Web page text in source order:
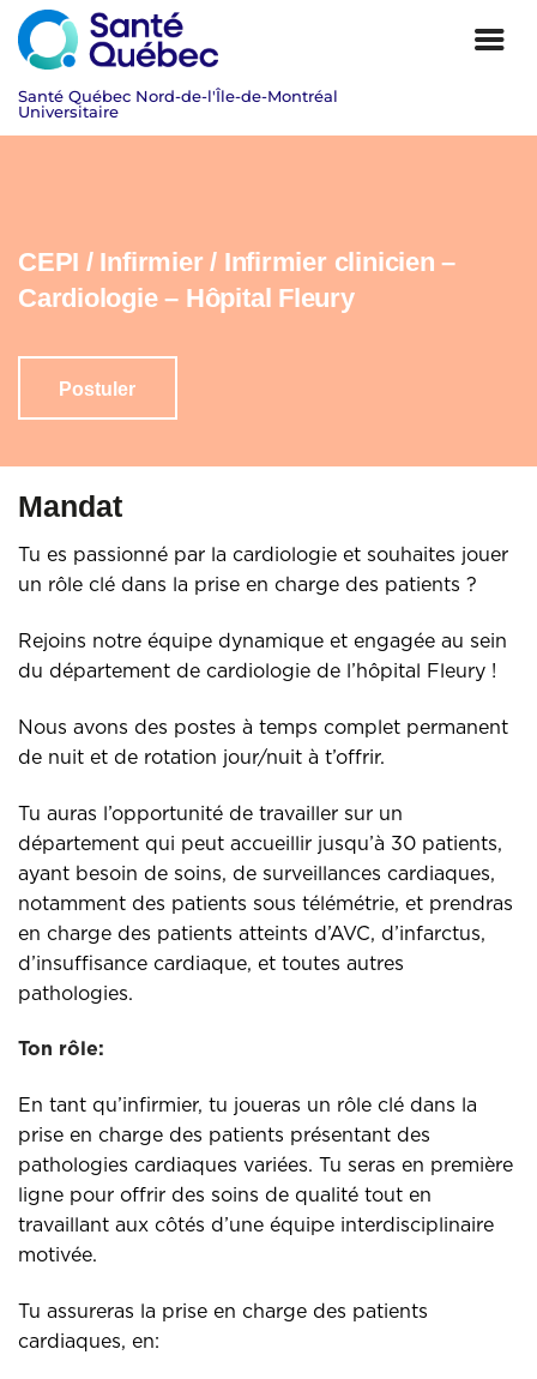
CEPI / Infirmier / Infirmier clinicien –
Cardiologie – Hôpital Fleury
|
Postuler
Mandat
Tu es passionné par la cardiologie et souhaites jouer
un rôle clé dans la prise en charge des patients ?
Rejoins notre équipe dynamique et engagée au sein
du département de cardiologie de l’hôpital Fleury !
Nous avons des postes à temps complet permanent
de nuit et de rotation jour/nuit à t’offrir.
Tu auras l’opportunité de travailler sur un
département qui peut accueillir jusqu’à 30 patients,
ayant besoin de soins, de surveillances cardiaques,
notamment des patients sous télémétrie, et prendras
en charge des patients atteints d’AVC, d’infarctus,
d’insuffisance cardiaque, et toutes autres
pathologies.
Ton rôle:
En tant qu’infirmier, tu joueras un rôle clé dans la
prise en charge des patients présentant des
pathologies cardiaques variées. Tu seras en première
ligne pour offrir des soins de qualité tout en
travaillant aux côtés d’une équipe interdisciplinaire
motivée.
Tu assureras la prise en charge des patients
cardiaques, en: